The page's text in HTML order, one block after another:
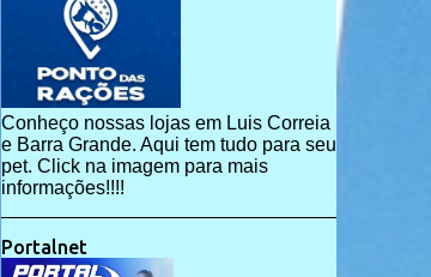
Conheço nossas lojas em Luis Correia
e Barra Grande. Aqui tem tudo para seu
pet. Click na imagem para mais
informações!!!!
Portalnet